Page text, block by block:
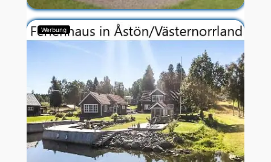
Werbung